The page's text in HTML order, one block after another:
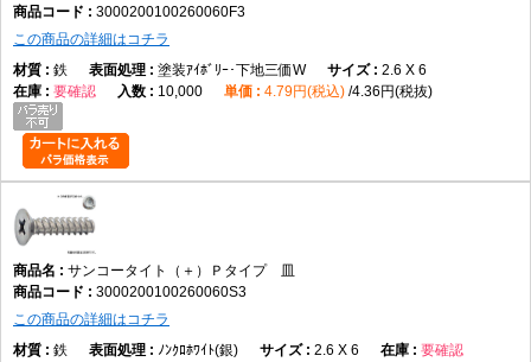
3000200100260060F3
この商品の詳細はコチラ
鉄
塗装ｱｲﾎﾞﾘｰ･下地三価W
2.6 X 6
要確認
10,000 4.79円(税込) 4.36円(税抜)
サンコータイト（＋）Ｐタイプ 皿
3000200100260060S3
この商品の詳細はコチラ
鉄
ﾉﾝｸﾛﾎﾜｲﾄ(銀) 2.6 X 6
要確認